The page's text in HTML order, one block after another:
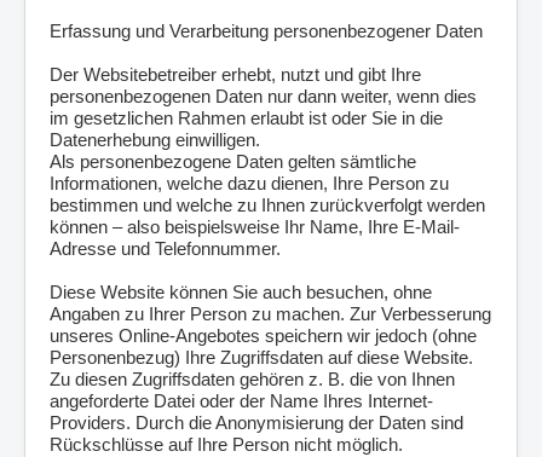
Erfassung und Verarbeitung personenbezogener Daten
Der Websitebetreiber erhebt, nutzt und gibt Ihre
personenbezogenen Daten nur dann weiter, wenn dies
im gesetzlichen Rahmen erlaubt ist oder Sie in die
Datenerhebung einwilligen.
Als personenbezogene Daten gelten sämtliche
Informationen, welche dazu dienen, Ihre Person zu
bestimmen und welche zu Ihnen zurückverfolgt werden
können – also beispielsweise Ihr Name, Ihre E-Mail-
Adresse und Telefonnummer.
Diese Website können Sie auch besuchen, ohne
Angaben zu Ihrer Person zu machen. Zur Verbesserung
unseres Online-Angebotes speichern wir jedoch (ohne
Personenbezug) Ihre Zugriffsdaten auf diese Website.
Zu diesen Zugriffsdaten gehören z. B. die von Ihnen
angeforderte Datei oder der Name Ihres Internet-
Providers. Durch die Anonymisierung der Daten sind
Rückschlüsse auf Ihre Person nicht möglich.